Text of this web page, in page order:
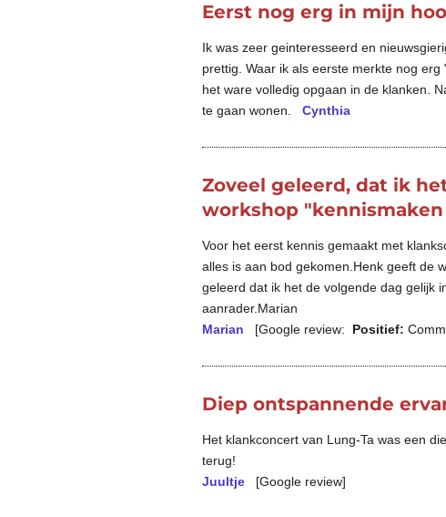
Eerst nog erg in mijn
Ik was zeer geinteresseerd en
prettig. Waar ik als eerste merkte nog erg
het ware volledig opgaan in de klanken.
te gaan wonen. Cynthia
Zoveel geleerd, dat ik
workshop
Voor het eerst kennis gemaakt met
alles is aan bod gekomen.Henk geeft de
geleerd dat ik het de volgende dag gelijk
aanrader.Marian
Marian [Google review: Positief:
Diep ontspannende
Het klankconcert van Lung-Ta was een
terug!
Juultje [Google review]